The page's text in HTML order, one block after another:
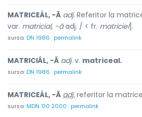
MATRICEÁL, -Ă adj. Referitor la
var. matricial, -ăadj. / < fr. matriciel].
sursa:DN 1986 permalink
MATRICIÁL, -Ă adj. v. matriceal.
sursa:DN 1986 permalink
MATRICEÁL, -Ă adj. referitor la
sursa:MDN '00 2000 permalink